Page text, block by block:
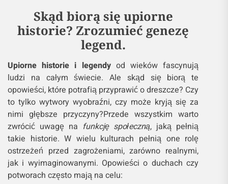
Skąd biorą się upiorne
historie? Zrozumieć genezę
legend.
Upiorne historie i legendyod wieków fascynują
ludzi na całym świecie. Ale skąd się biorą te
opowieści, które potrafią przyprawić o dreszcze? Czy
to tylko wytwory wyobraźni, czy może kryją się za
nimi głębsze przyczyny?Przede wszystkim warto
zwrócić uwagę na funkcję społeczną, jaką pełnią
takie historie. W wielu kulturach pełnią one rolę
ostrzeżeń przed zagrożeniami, zarówno realnymi,
jak i wyimaginowanymi. Opowieści o duchach czy
potworach często mają na celu: